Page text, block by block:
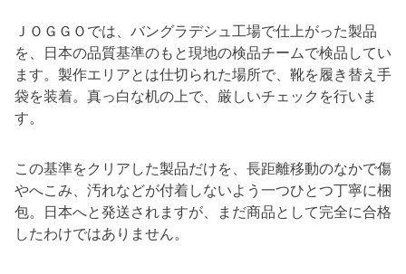
ＪＯＧＧＯでは、バングラデシュ工場で仕上がった製品
を、日本の品質基準のもと現地の検品チームで検品してい
ます。製作エリアとは仕切られた場所で、靴を履き替え手
袋を装着。真っ白な机の上で、厳しいチェックを行いま
す。
この基準をクリアした製品だけを、長距離移動のなかで傷
やへこみ、汚れなどが付着しないよう一つひとつ丁寧に梱
包。日本へと発送されますが、まだ商品として完全に合格
したわけではありません。